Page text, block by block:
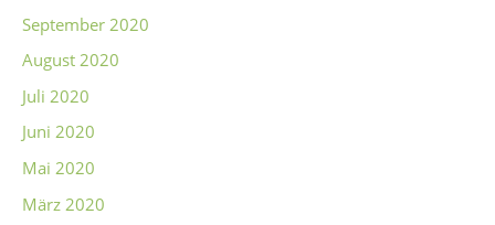
September 2020
August 2020
Juli 2020
Juni 2020
Mai 2020
März 2020